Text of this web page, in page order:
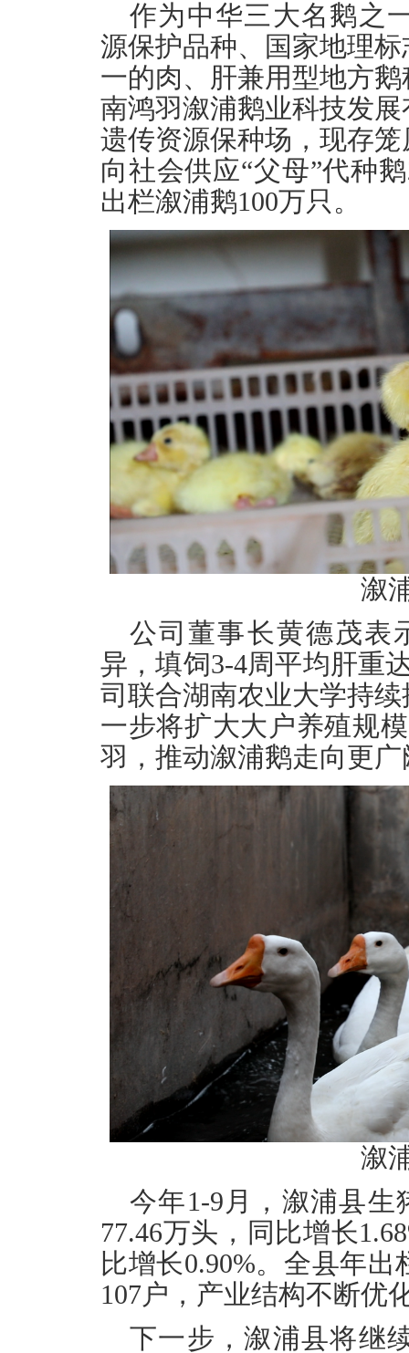
作为中华三大名鹅之
源保护品种、国家地理
一的肉、肝兼用型地方
南鸿羽溆浦鹅业科技发
遗传资源保种场，现存
向社会供应“父母”代种
出栏溆浦鹅100万只。
溆
公司董事长黄德茂表
异，填饲3-4周平均肝重
司联合湖南农业大学持
一步将扩大大户养殖规
羽，推动溆浦鹅走向更广
溆
今年1-9月，溆浦县生
77.46万头，同比增长
比增长0.90%。全县年
107户，产业结构不断优
下一步，溆浦县将继